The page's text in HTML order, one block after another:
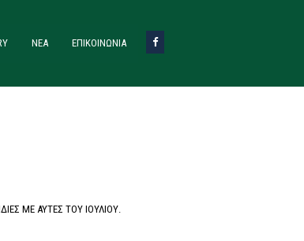
ΝΈΑ ΕΠΙΚΟΙΝΩΝΙΑ
ΜΕ ΑΥΤΕΣ ΤΟΥ ΙΟΥΛΙΟΥ.